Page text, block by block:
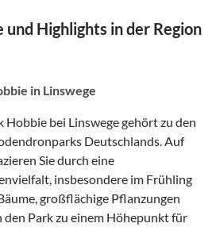
Highlights in der Region
in Linswege
bei Linswege gehört zu den
Deutschlands. Auf
Sie durch eine
insbesondere im Frühling
großflächige Pflanzungen
den Park zu einem Höhepunkt für